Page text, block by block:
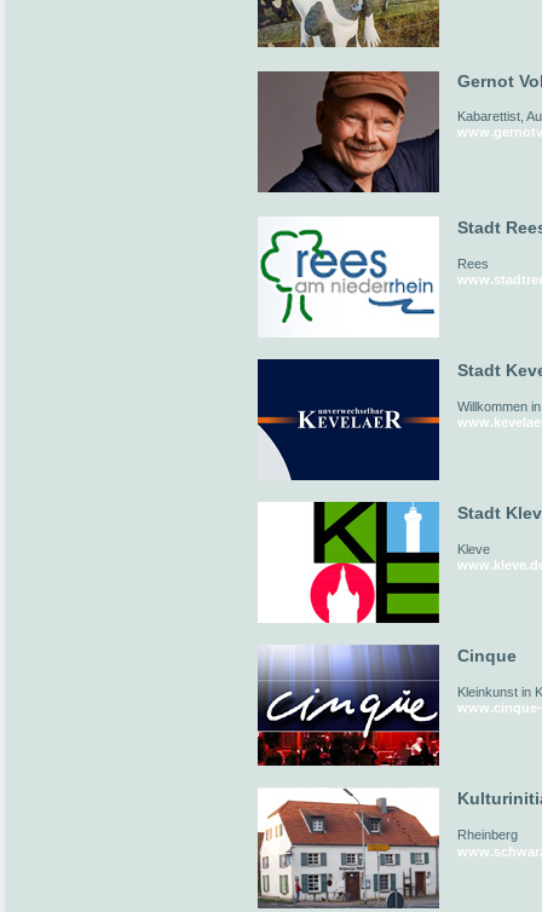
Gernot
Kabarettist,
Stadt
Rees
Stadt
Willkommen
Stadt
Kleve
Cinque
Kleinkunst in
Rheinberg